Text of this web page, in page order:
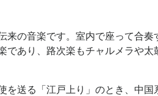
の音楽です。室内で座って合
あり、路次楽もチャルメラや
送る「江戸上り」のとき、中